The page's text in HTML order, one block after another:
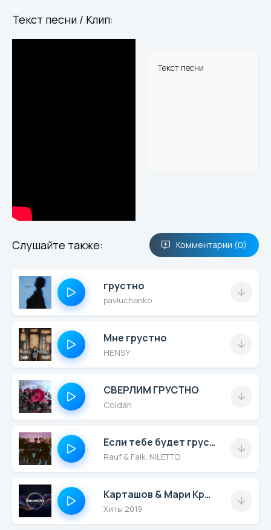
Текст песни / Клип:
Текст песни
Слушайте также: Комментарии (0)
грустно
pavluchenko
Мне грустно
HENSY
СВЕРЛИМ ГРУСТНО
Coldah
Если тебе будет грустно
Rauf & Faik, NILETTO
Карташов & Мари Краймбрери - Золото
Хиты 2019